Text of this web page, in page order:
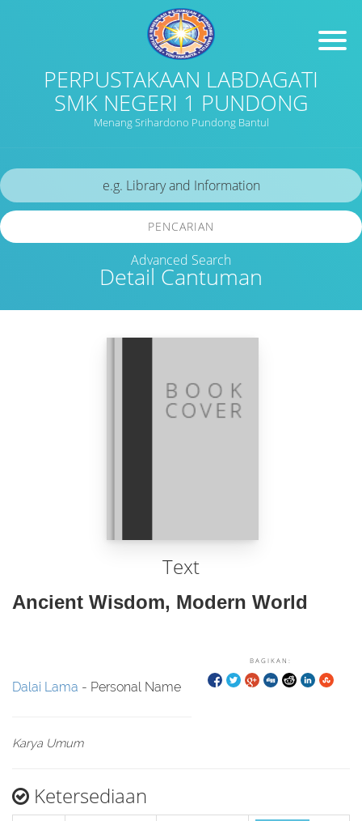
PERPUSTAKAAN LABDAGATI
SMK NEGERI 1 PUNDONG
Menang Srihardono Pundong Bantul
Detail Cantuman
PENCARIAN
Advanced Search
Text
Ancient Wisdom, Modern World
BAGIKAN:
Dalai Lama - Personal Name
Karya Umum
Ketersediaan